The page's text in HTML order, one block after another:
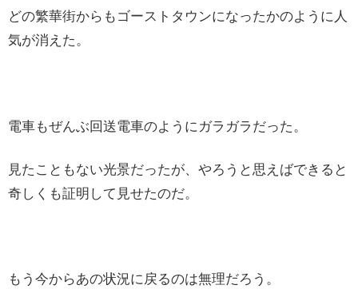
どの繁華街からもゴーストタウンになったかのように人
気が消えた。
電車もぜんぶ回送電車のようにガラガラだった。
見たこともない光景だったが、やろうと思えばできると
奇しくも証明して見せたのだ。
もう今からあの状況に戻るのは無理だろう。